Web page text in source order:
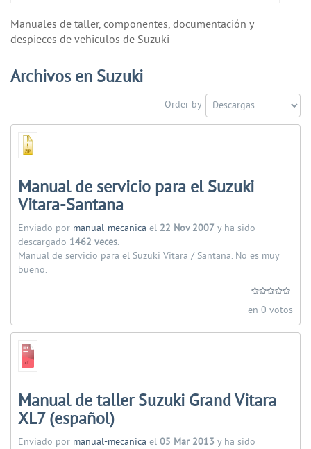
Manuales de taller, componentes, documentación y
despieces de vehiculos de Suzuki
Archivos en Suzuki
Order by
Manual de servicio para el Suzuki
Vitara-Santana
Enviado por manual-mecanica el 22 Nov 2007 y ha sido
descargado 1462 veces.
Manual de servicio para el Suzuki Vitara / Santana. No es muy
bueno.
en 0 votos
Manual de taller Suzuki Grand Vitara
XL7 (español)
Enviado por manual-mecanica el 05 Mar 2013 y ha sido